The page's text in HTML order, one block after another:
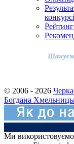
© 2006 - 2026
Богдана
Ми